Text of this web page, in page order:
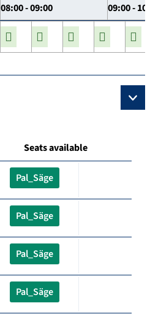
08:00 - 09:00 09:00 -
Seats available
Pal_Säge
Pal_Säge
Pal_Säge
Pal_Säge